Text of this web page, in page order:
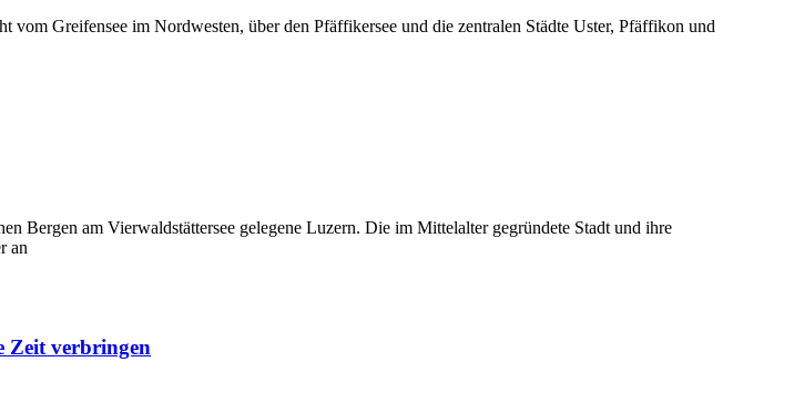
Greifensee im Nordwesten, über den Pfäffikersee und die zentralen Städte Uster, Pfäffikon und
Bergen am Vierwaldstättersee gelegene Luzern. Die im Mittelalter gegründete Stadt und ihre
an
Zeit verbringen